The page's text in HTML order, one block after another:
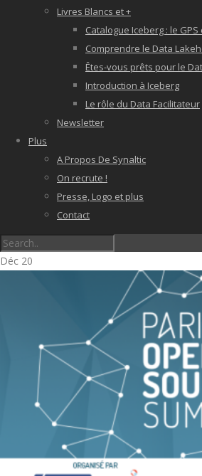
Livres Blancs et +
Catalogue Iceberg : le
Comprendre le Data
Êtes-vous prêts pour le
Introduction à Iceberg
Le rôle du Data Facilitateur
Newsletter
Plus
A Propos De Synaltic
On recrute !
Presse, Logo et plus
Contact
Déc 20